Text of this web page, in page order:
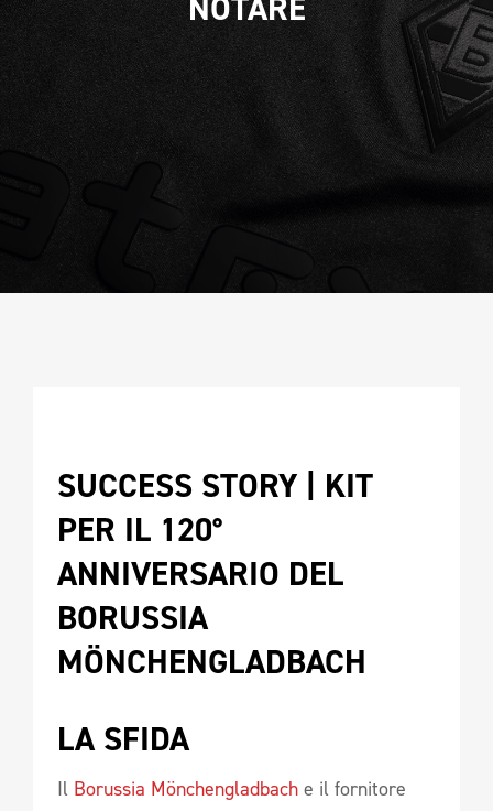
NEWSLETTER
SUCCESS STORY | KIT
PER IL 120°
ANNIVERSARIO DEL
BORUSSIA
MÖNCHENGLADBACH
LA SFIDA
Il Borussia Mönchengladbach e il fornitore